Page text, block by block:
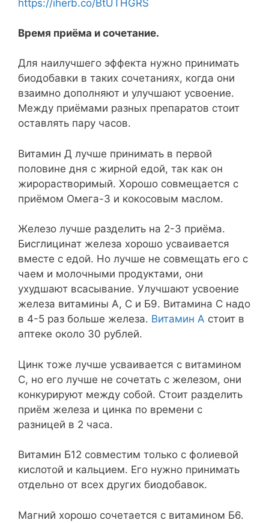
https://iherb.co/BtUTHGRS
Время приёма и сочетание.
Для наилучшего эффекта нужно принимать
биодобавки в таких сочетаниях, когда они
взаимно дополняют и улучшают усвоение.
Между приёмами разных препаратов стоит
оставлять пару часов.
Витамин Д лучше принимать в первой
половине дня с жирной едой, так как он
жирорастворимый. Хорошо совмещается с
приёмом Омега-3 и кокосовым маслом.
Железо лучше разделить на 2-3 приёма.
Бисглицинат железа хорошо усваивается
вместе с едой. Но лучше не совмещать его с
чаем и молочными продуктами, они
ухудшают всасывание. Улучшают усвоение
железа витамины А, С и Б9. Витамина С надо
в 4-5 раз больше железа. Витамин А стоит в
аптеке около 30 рублей.
Цинк тоже лучше усваивается с витамином
С, но его лучше не сочетать с железом, они
конкурируют между собой. Стоит разделить
приём железа и цинка по времени с
разницей в 2 часа.
Витамин Б12 совместим только с фолиевой
кислотой и кальцием. Его нужно принимать
отдельно от всех других биодобавок.
Магний хорошо сочетается с витамином Б6.